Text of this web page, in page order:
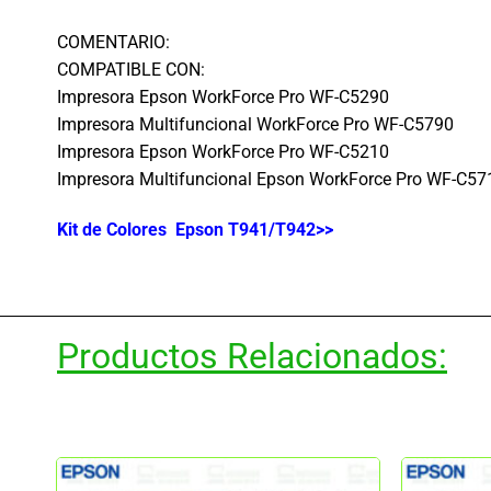
COMENTARIO:
COMPATIBLE CON:
Impresora Epson WorkForce Pro WF-C5290
Impresora Multifuncional WorkForce Pro WF-C5790
Impresora Epson WorkForce Pro WF-C5210
Impresora Multifuncional Epson WorkForce Pro WF-
Kit de Colores Epson T941/T942>>
Productos Relacionados: